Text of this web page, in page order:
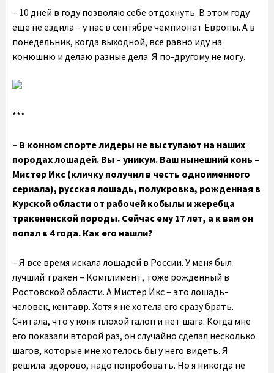
– 10 дней в году позволяю себе отдохнуть. В этом году
еще не ездила – у нас в сентябре чемпионат Европы. А в
понедельник, когда выходной, все равно иду на
конюшню и делаю разные дела. Я по-другому не могу.
***
– В конном спорте лидеры не выступают на наших
породах лошадей. Вы – уникум. Ваш нынешний конь –
Мистер Икс (кличку получил в честь одноименного
сериала), русская лошадь, полукровка, рожденная в
Курской области от рабочей кобылы и жеребца
тракененской породы. Сейчас ему 17 лет, а к вам он
попал в 4 года. Как его нашли?
– Я все время искала лошадей в России. У меня был
лучший тракен – Комплимент, тоже рожденный в
Ростовской области. А Мистер Икс – это лошадь-
человек, кентавр. Хотя я не хотела его сразу брать.
Считала, что у коня плохой галоп и нет шага. Когда мне
его показали второй раз, он случайно сделал несколько
шагов, которые мне хотелось бы у него видеть. Я
решила: здорово, надо попробовать. Но я никогда не